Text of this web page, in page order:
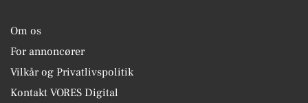
Om os
For annoncører
Vilkår og Privatlivspolitik
Kontakt VORES Digital